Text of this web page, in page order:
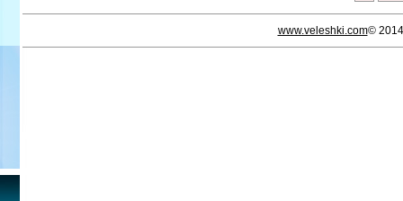
www.veleshki.com©